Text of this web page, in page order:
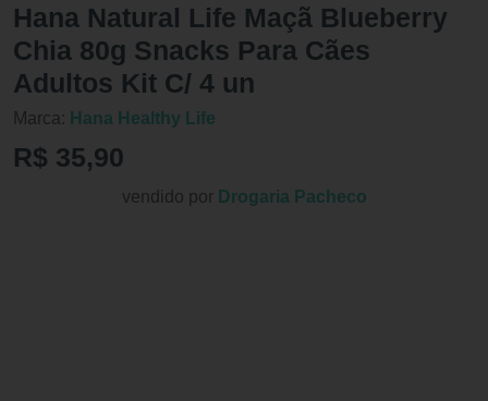
Hana Natural Life Maçã Blueberry
Chia 80g Snacks Para Cães
Adultos Kit C/ 4 un
Marca: Hana Healthy Life
R$ 35,90
vendido por Drogaria Pacheco